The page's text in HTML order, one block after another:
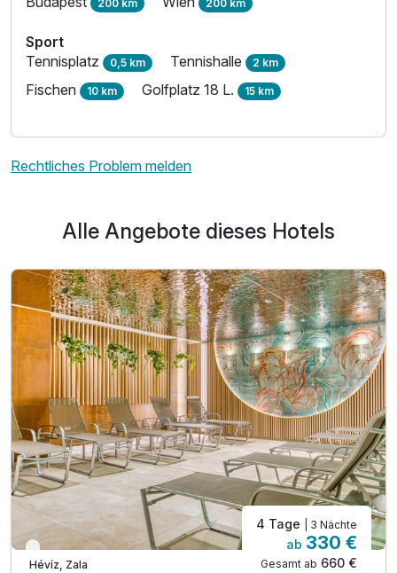
200 km 200 km
Sport
Tennisplatz 0,5 km Tennishalle 2 km
Fischen 10 km Golfplatz 18 L. 15 km
Rechtliches Problem melden
Alle Angebote dieses Hotels
Verfügbar bis Dezember
Hévíz, Zala
4 Tage | 3 Nächte
ab 330 €
Gesamt ab 660 €